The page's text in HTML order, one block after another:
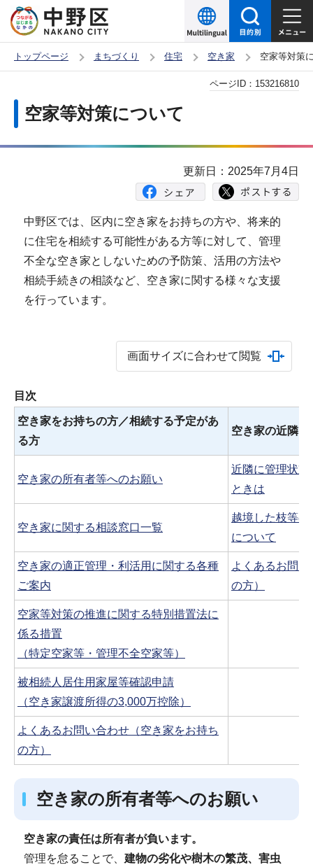
の
ー
頭
トップページ まちづくり 住宅 空き家 空家等対策
空家等対策について
ページID： 153216810
更新日：2025年7月4日
中野区では、区内に空き家をお持ちの方や、将来的
に住宅を相続する可能性がある方等に対して、管理
不全な空き家としないための予防策、活用の方法や
相続手続きの相談など、空き家に関する様々な支援
を行っています。
画面サイズに合わせて閲覧
目次
空き家をお持ちの方／相続する予定があ
る方
空き家の近隣
空き家の所有者等へのお願い
近隣に管理状
ときは
空き家に関する相談窓口一覧
越境した枝等
について
空き家の適正管理・利活用に関する各種
ご案内
よくあるお問
の方）
空家等対策の推進に関する特別措置法に
係る措置
（特定空家等・管理不全空家等）
被相続人居住用家屋等確認申請
（空き家譲渡所得の3,000万控除）
よくあるお問い合わせ（空き家をお持ち
の方）
空き家の所有者等へのお願い
空き家の責任は所有者が負います。
管理を怠ることで、 建物の劣化や樹木の繁茂、害虫